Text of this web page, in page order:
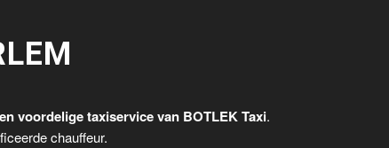
voordelige taxiservice van BOTLEK Taxi.
chauffeur.